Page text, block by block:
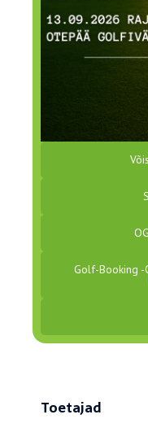
Golf-Booking
Toetajad